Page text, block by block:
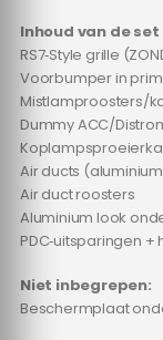
Inhoud van de set
RS7‑Style grille
Voorbumper in
Mistlamproosters/
Dummy ACC/
Air ducts
Air duct roosters
Aluminium look
PDC‑uitsparingen +
Niet inbegrepen:
Beschermplaat